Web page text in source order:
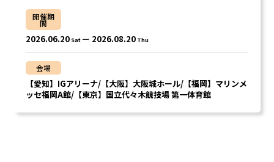
開催期
間
2026.06.20Sat 2026.08.20 Thu
会場
【愛知】IGアリーナ/【大阪】大阪城ホール/【福岡】マリンメ
ッセ福岡A館/【東京】国立代々木競技場 第一体育館